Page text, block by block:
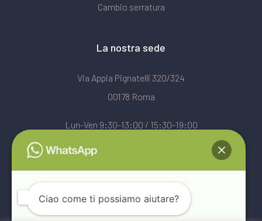
Cambio serratura
La nostra sede
Via Appia Pignatelli 320/324
00178 Roma
Lun-Ven 9:30-13:00 / 15:30-19:00
Ciao come ti possiamo aiutare?